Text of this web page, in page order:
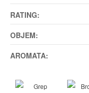
RATING:
OBJEM:
AROMATA: